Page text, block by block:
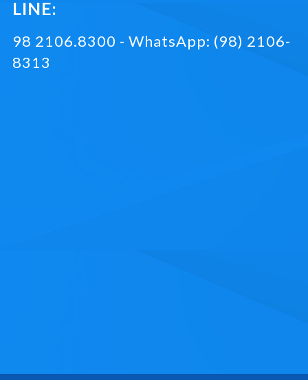
LINE:
98 2106.8300 - WhatsApp: (98) 2106-
8313